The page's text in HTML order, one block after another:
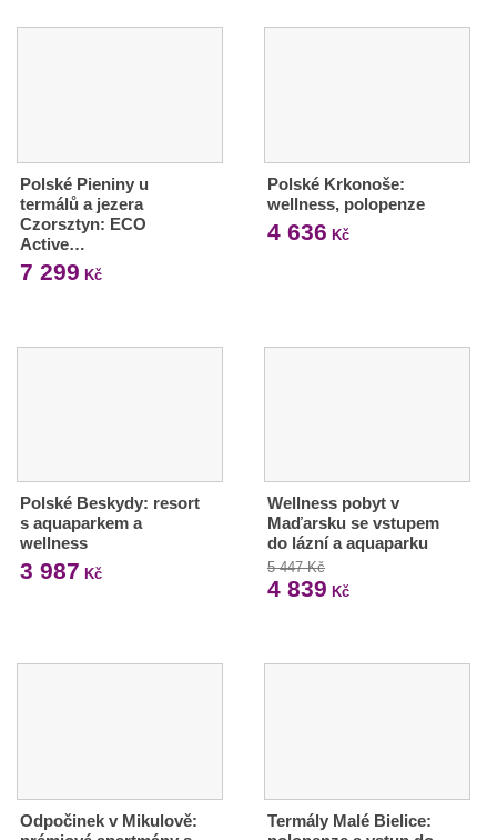
Polské Pieniny u
termálů a jezera
Czorsztyn: ECO
Active…
7 299 Kč
Polské Krkonoše:
wellness, polopenze
4 636 Kč
Polské Beskydy: resort
s aquaparkem a
wellness
3 987 Kč
Wellness pobyt v
Maďarsku se vstupem
do lázní a aquaparku
5 447 Kč
4 839 Kč
Odpočinek v Mikulově:
Termály Malé Bielice: